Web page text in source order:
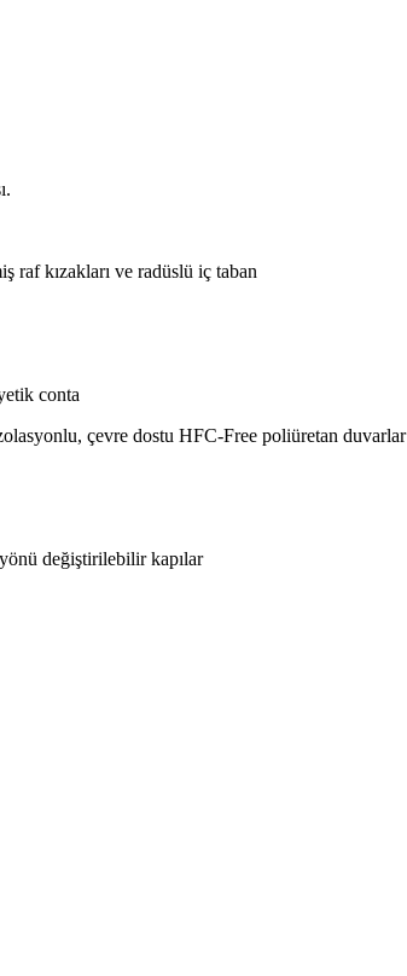
raf kızakları ve radüslü iç taban
conta
çevre dostu HFC-Free poliüretan duvarlar
değiştirilebilir kapılar